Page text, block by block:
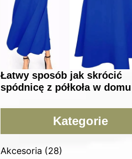
Łatwy sposób jak skrócić
spódnicę z półkoła w domu
Kategorie
Akcesoria (28)